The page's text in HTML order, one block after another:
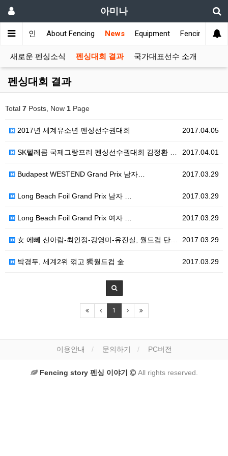
아미나
메인 About Fencing News Equipment Fencing Club
새로운 펜싱소식 펜싱대회 결과 국가대표선수 소개
펜싱대회 결과
Total 7 Posts, Now 1 Page
2017.04.05
2017년 세계유소년 펜싱선수권대회
2017.04.01
SK텔레콤 국제그랑프리 펜싱선수권대회 김정환 우승
2017.03.29
Budapest WESTEND Grand Prix 남자…
2017.03.29
Long Beach Foil Grand Prix 남자 …
2017.03.29
Long Beach Foil Grand Prix 여자 …
2017.03.29
女 에뻬 신아람-최인정-강영미-유진실, 월드컵 단체전 …
2017.03.29
박경두, 세계2위 꺾고 獨월드컵 金
1
이용안내 문의하기 PC버전
Fencing story 펜싱 이야기 All rights reserved.